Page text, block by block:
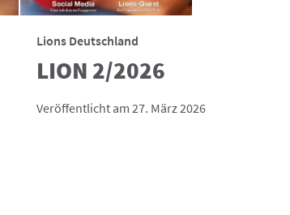
Lions Deutschland
LION 2/2026
Veröffentlicht am 27. März 2026